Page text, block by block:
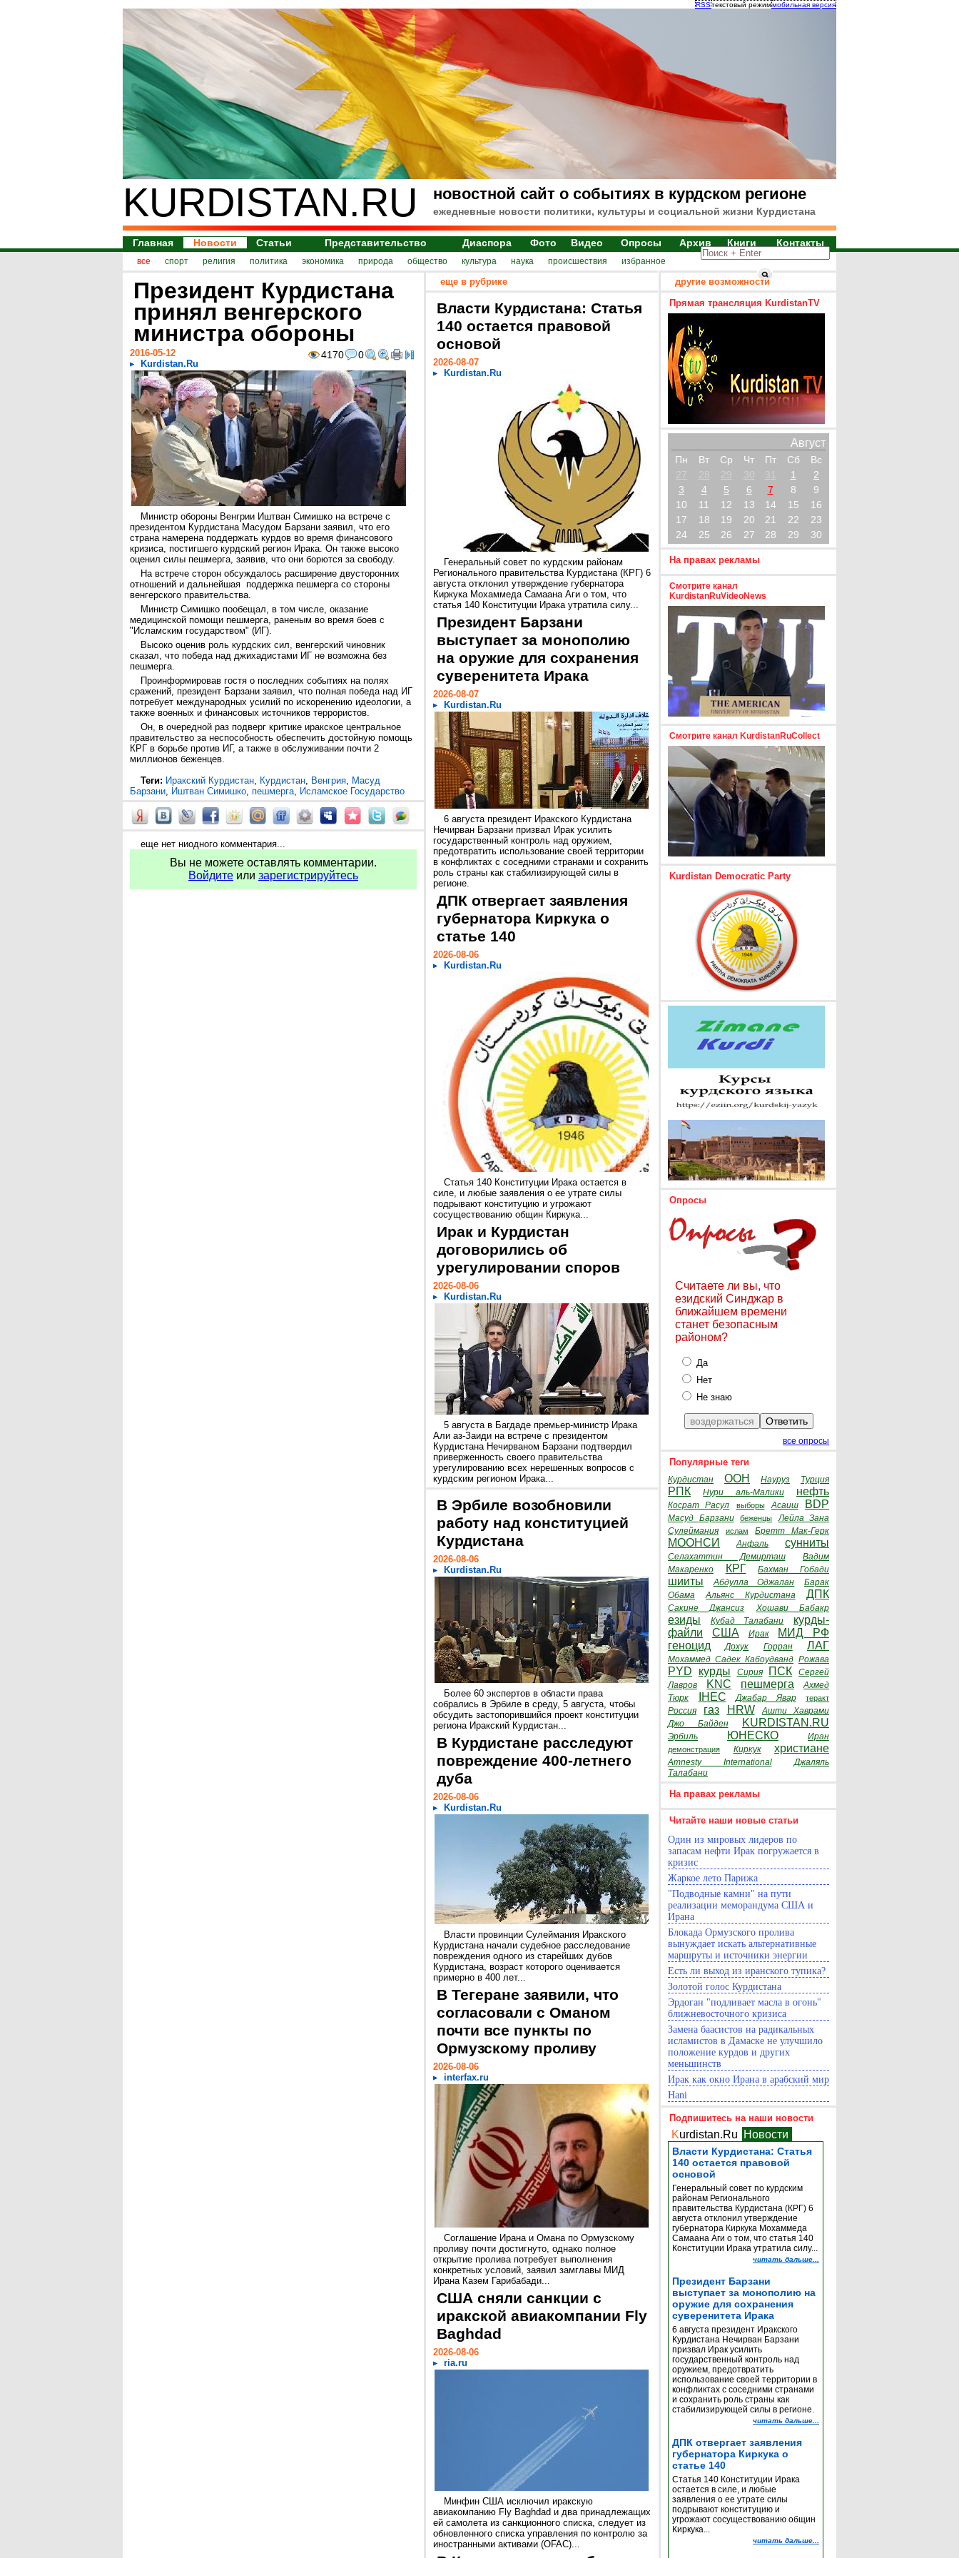
RSSтекстовый режиммобильная версия
KURDISTAN.RU новостной сайт о событиях в курдском регионе
ежедневные новости политики, культуры и социальной жизни Курдистана
Главная Новости Статьи Представительство Диаспора Фото Видео Опросы Архив Книги Контакты
все спорт религия политика экономика природа общество культура наука происшествия избранное
Президент Курдистана
принял венгерского
министра обороны
4170 0
2016-05-12
Kurdistan.Ru
Министр обороны Венгрии Иштван Симишко на встрече с
президентом Курдистана Масудом Барзани заявил, что его
страна намерена поддержать курдов во время финансового
кризиса, постигшего курдский регион Ирака. Он также высоко
оценил силы пешмерга, заявив, что они борются за свободу.
На встрече сторон обсуждалось расширение двусторонних
отношений и дальнейшая поддержка пешмерга со стороны
венгерского правительства.
Министр Симишко пообещал, в том числе, оказание
медицинской помощи пешмерга, раненым во время боев с
"Исламским государством" (ИГ).
Высоко оценив роль курдских сил, венгерский чиновник
сказал, что победа над джихадистами ИГ не возможна без
пешмерга.
Проинформировав гостя о последних событиях на полях
сражений, президент Барзани заявил, что полная победа над ИГ
потребует международных усилий по искоренению идеологии, а
также военных и финансовых источников террористов.
Он, в очередной раз подверг критике иракское центральное
правительство за неспособность обеспечить достойную помощь
КРГ в борьбе против ИГ, а также в обслуживании почти 2
миллионов беженцев.
Теги: Иракский Курдистан, Курдистан, Венгрия, Масуд
Барзани, Иштван Симишко, пешмерга, Исламское Государство
еще нет ниодного комментария...
Вы не можете оставлять комментарии.
Войдите или зарегистрируйтесь
еще в рубрике
Власти Курдистана: Статья
140 остается правовой
основой
2026-08-07
Kurdistan.Ru
Генеральный совет по курдским районам
Регионального правительства Курдистана (КРГ) 6
августа отклонил утверждение губернатора
Киркука Мохаммеда Самаана Аги о том, что
статья 140 Конституции Ирака утратила силу...
Президент Барзани
выступает за монополию
на оружие для сохранения
суверенитета Ирака
2026-08-07
Kurdistan.Ru
6 августа президент Иракского Курдистана
Нечирван Барзани призвал Ирак усилить
государственный контроль над оружием,
предотвратить использование своей территории
в конфликтах с соседними странами и сохранить
роль страны как стабилизирующей силы в
регионе.
ДПК отвергает заявления
губернатора Киркука о
статье 140
2026-08-06
Kurdistan.Ru
Статья 140 Конституции Ирака остается в
силе, и любые заявления о ее утрате силы
подрывают конституцию и угрожают
сосуществованию общин Киркука...
Ирак и Курдистан
договорились об
урегулировании споров
2026-08-06
Kurdistan.Ru
5 августа в Багдаде премьер-министр Ирака
Али аз-Заиди на встрече с президентом
Курдистана Нечирваном Барзани подтвердил
приверженность своего правительства
урегулированию всех нерешенных вопросов с
курдским регионом Ирака...
В Эрбиле возобновили
работу над конституцией
Курдистана
2026-08-06
Kurdistan.Ru
Более 60 экспертов в области права
собрались в Эрбиле в среду, 5 августа, чтобы
обсудить застопорившийся проект конституции
региона Иракский Курдистан...
В Курдистане расследуют
повреждение 400-летнего
дуба
2026-08-06
Kurdistan.Ru
Власти провинции Сулеймания Иракского
Курдистана начали судебное расследование
повреждения одного из старейших дубов
Курдистана, возраст которого оценивается
примерно в 400 лет...
В Тегеране заявили, что
согласовали с Оманом
почти все пункты по
Ормузскому проливу
2026-08-06
interfax.ru
Соглашение Ирана и Омана по Ормузскому
проливу почти достигнуто, однако полное
открытие пролива потребует выполнения
конкретных условий, заявил замглавы МИД
Ирана Казем Гарибабади...
США сняли санкции с
иракской авиакомпании Fly
Baghdad
2026-08-06
ria.ru
Минфин США исключил иракскую
авиакомпанию Fly Baghdad и два принадлежащих
ей самолета из санкционного списка, следует из
обновленного списка управления по контролю за
иностранными активами (OFAC)...
другие возможности
Прямая трансляция KurdistanTV
Август
Пн Вт Ср Чт Пт Сб
Вс
27
28 29 30 31 1
2
3
4 5 6 7 8
9
10
11 12 13 14 15
16
17
18 19 20 21 22
23
24
25 26 27 28 29 30
На правах рекламы
Смотрите канал
KurdistanRuVideoNews
Смотрите канал KurdistanRuCollect
Kurdistan Democratic Party
Опросы
Считаете ли вы, что
езидский Синджар в
ближайшем времени
станет безопасным
районом?
Да
Нет
Не знаю
все опросы
Популярные теги
Курдистан ООН Науруз Турция
РПК Нури аль-Малики нефть
Косрат Расул выборы Асаиш BDP
Масуд Барзани беженцы
Лейла Зана
Сулеймания
ислам Бретт Мак-Герк
МООНСИ Анфаль сунниты
Селахаттин Демирташ
Вадим
Макаренко
КРГ Бахман Гобади
шииты Абдулла Оджалан
Барак
Обама
Альянс Курдистана ДПК
Сакине Джансиз Хошави Бабакр
езиды Кубад Талабани
курды-
файли
США Ирак
МИД РФ
геноцид
Дохук Горран ЛАГ
Мохаммед Садек Кабоудванд Рожава
PYD курды Сирия ПСК
Сергей
Лавров
KNC пешмерга
Ахмед
Тюрк
IHEC Джабар Явар теракт
Россия газ HRW
Ашти Хаврами
Джо Байден
KURDISTAN.RU
Эрбиль ЮНЕСКО Иран
демонстрация Киркук христиане
Amnesty International
Джаляль
Талабани
На правах рекламы
Читайте наши новые статьи
Один из мировых лидеров по
запасам нефти Ирак погружается в
кризис
Жаркое лето Парижа
"Подводные камни" на пути
реализации меморандума США и
Ирана
Блокада Ормузского пролива
вынуждает искать альтернативные
маршруты и источники энергии
Есть ли выход из иранского тупика?
Золотой голос Курдистана
Эрдоган "подливает масла в огонь"
ближневосточного кризиса
Замена баасистов на радикальных
исламистов в Дамаске не улучшило
положение курдов и других
меньшинств
Ирак как окно Ирана в арабский мир
Hani
Подпишитесь на наши новости
Kurdistan.Ru Новости
Власти Курдистана: Статья
140 остается правовой
основой
Генеральный совет по курдским
районам Регионального
правительства Курдистана (КРГ) 6
августа отклонил утверждение
губернатора Киркука Мохаммеда
Самаана Аги о том, что статья 140
Конституции Ирака утратила силу...
читать дальше...
Президент Барзани
выступает за монополию на
оружие для сохранения
суверенитета Ирака
6 августа президент Иракского
Курдистана Нечирван Барзани
призвал Ирак усилить
государственный контроль над
оружием, предотвратить
использование своей территории в
конфликтах с соседними странами
и сохранить роль страны как
стабилизирующей силы в регионе.
читать дальше...
ДПК отвергает заявления
губернатора Киркука о
статье 140
Статья 140 Конституции Ирака
остается в силе, и любые
заявления о ее утрате силы
подрывают конституцию и
угрожают сосуществованию общин
Киркука...
читать дальше...